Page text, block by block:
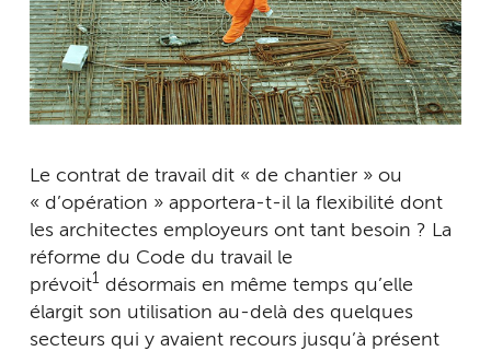
Le contrat de travail dit « de chantier » ou
« d’opération » apportera-t-il la flexibilité dont
les architectes employeurs ont tant besoin ? La
réforme du Code du travail le
prévoit1 désormais en même temps qu’elle
élargit son utilisation au-delà des quelques
secteurs qui y avaient recours jusqu’à présent